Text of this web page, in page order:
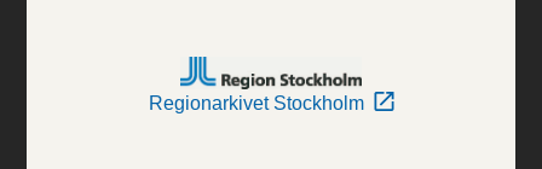
Regionarkivet Stockholm